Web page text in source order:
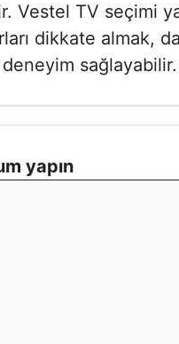
Vestel TV seçimi
dikkate almak,
sağlayabilir.
yapın